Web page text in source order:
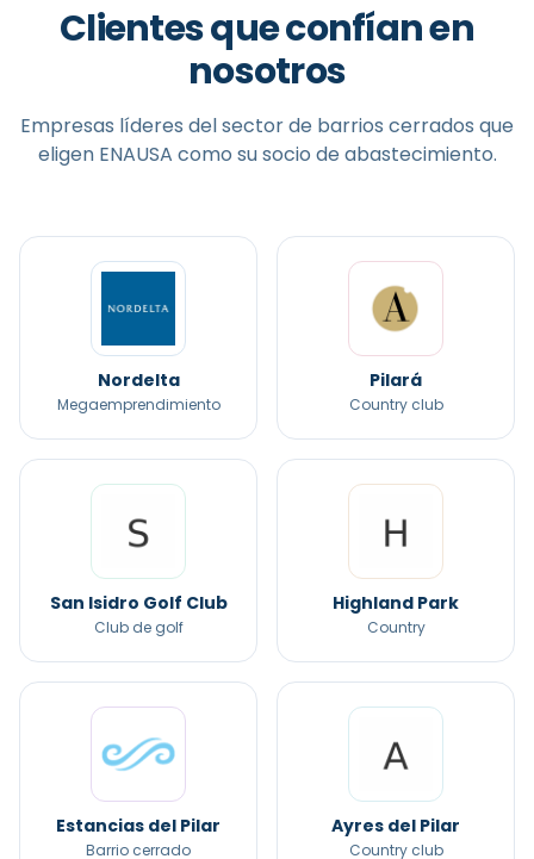
Clientes que confían en
nosotros
Empresas líderes del sector de barrios cerrados que
eligen ENAUSA como su socio de abastecimiento.
Nordelta
Megaemprendimiento
Pilará
Country club
San Isidro Golf Club
Club de golf
Highland Park
Country
Estancias del Pilar
Barrio cerrado
Ayres del Pilar
Country club